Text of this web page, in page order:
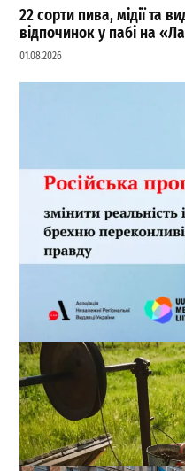
22 сорти пива, мідії та
відпочинок у пабі на
01.08.2026
Російська пропаганда
та світу
04.08.2026
ВИБІР РЕДАКЦІЇ